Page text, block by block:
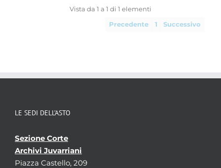
Vista da 1 a 1 di 1 elementi
Precedente 1 Successivo
LE SEDI DELL’ASTO
Sezione Corte
Archivi Juvarriani
Piazza Castello, 209